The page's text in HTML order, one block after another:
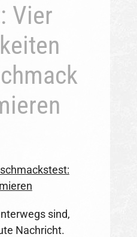
Vier
sind,
Nachricht.